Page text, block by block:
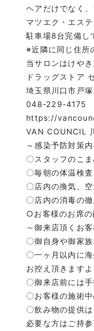
ヘアだけでなく
マツエク・エス
駐車場8台完備し
※近隣に同じ住所
当サロンはけや
ドラッグストア
埼玉県川口市戸塚
048-229-4175
https://
VAN COUNCIL
～感染予防対策内
〇スタッフのこ
〇毎朝の体温検査
〇店内の換気、
〇店内の消毒の
○お客様のお席の
～御来店頂くお
〇御自身や御家
〇一ヶ月以内に
お控え頂きます
〇御来店前には
〇お客様の施術
〇飲み物の提供
必要な方はご持